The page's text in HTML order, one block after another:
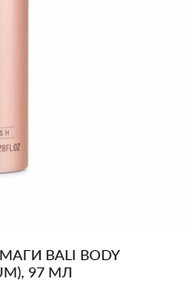
BALI BODY
97 МЛ